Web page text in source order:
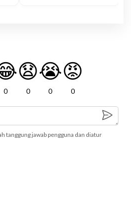
0
😧
0
😭
0
😡
0
tanggung jawab pengguna dan diatur